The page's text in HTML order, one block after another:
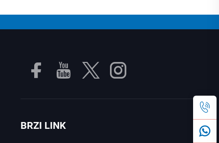
izbjegavanje skupih prekida u raznim sektorima.
Povećan vijek trajanja opreme
u produženju vijeka trajanja mašina tako što osigurava
BRZI LINK